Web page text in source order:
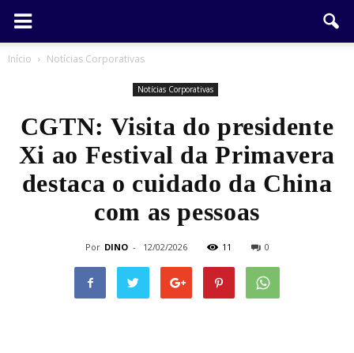
Início Notícias Corporativas
Notícias Corporativas
CGTN: Visita do presidente
Xi ao Festival da Primavera
destaca o cuidado da China
com as pessoas
Por DINO - 12/02/2026 11 0